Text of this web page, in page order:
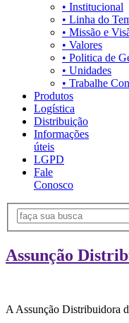
• Institucional
• Linha do
• Missão e
• Valores
• Politica de
• Unidades
• Trabalhe
Produtos
Logística
Distribuição
Informações
úteis
LGPD
Fale
Conosco
Assunção
A Assunção Distribuidora